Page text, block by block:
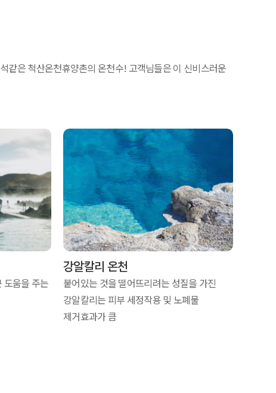
같은 척산온천휴양촌의 온천수! 고객님들은 이 신비스러운
도움을 주는
강알칼리 온천
붙어있는 것을 떨어뜨리려는 성질을 가진
강알칼리는 피부 세정작용 및 노폐물
제거효과가 큼